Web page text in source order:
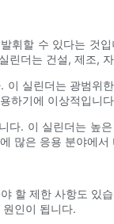
휘할 수 있다는 것
린더는 건설, 제조,
실린더는 광범
하기에 이상적입니
다. 이 실린더는 높
많은 응용 분야에
할 제한 사항도 있
인이 됩니다.